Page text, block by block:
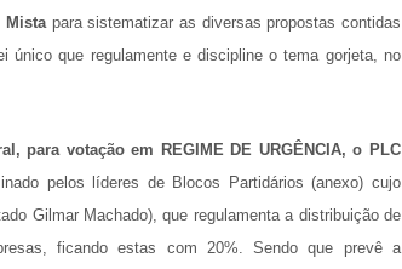
Mista para sistematizar as diversas propostas contidas
único que regulamente e discipline o tema gorjeta, no
para votação em REGIME DE URGÊNCIA, o PLC
pelos líderes de Blocos Partidários (anexo) cujo
Gilmar Machado), que regulamenta a distribuição de
ficando estas com 20%. Sendo que prevê a